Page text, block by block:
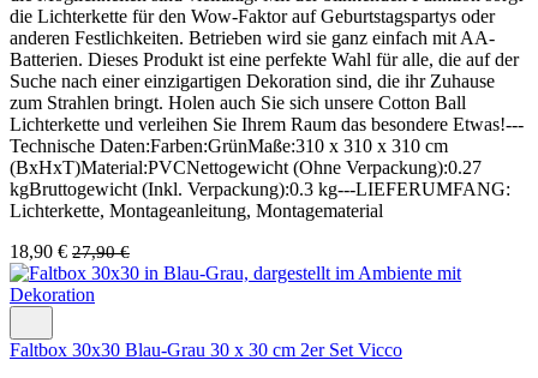
die Lichterkette für den Wow-Faktor auf Geburtstagspartys oder
anderen Festlichkeiten. Betrieben wird sie ganz einfach mit AA-
Batterien. Dieses Produkt ist eine perfekte Wahl für alle, die auf der
Suche nach einer einzigartigen Dekoration sind, die ihr Zuhause
zum Strahlen bringt. Holen auch Sie sich unsere Cotton Ball
Lichterkette und verleihen Sie Ihrem Raum das besondere Etwas!---
Technische Daten:Farben:GrünMaße:310 x 310 x 310 cm
(BxHxT)Material:PVCNettogewicht (Ohne Verpackung):0.27
kgBruttogewicht (Inkl. Verpackung):0.3 kg---LIEFERUMFANG:
Lichterkette, Montageanleitung, Montagematerial
18,90 € 27,90 €
Faltbox 30x30 Blau-Grau 30 x 30 cm 2er Set Vicco